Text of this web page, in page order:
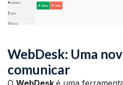
WebDesk: Uma
comunicar
O WebDesk é uma